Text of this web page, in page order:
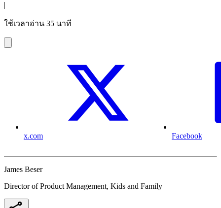
|
ใช้เวลาอ่าน 35 นาที
x.com Facebook
James Beser
Director of Product Management, Kids and Family